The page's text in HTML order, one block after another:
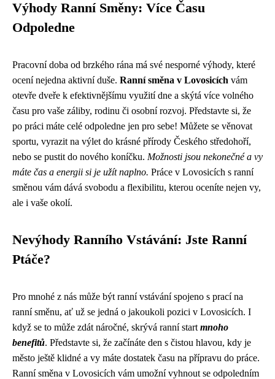
Výhody Ranní Směny: Více Času
Odpoledne
Pracovní doba od brzkého rána má své nesporné výhody, které
ocení nejedna aktivní duše. Ranní směna v Lovosicích vám
otevře dveře k efektivnějšímu využití dne a skýtá více volného
času pro vaše záliby, rodinu či osobní rozvoj. Představte si, že
po práci máte celé odpoledne jen pro sebe! Můžete se věnovat
sportu, vyrazit na výlet do krásné přírody Českého středohoří,
nebo se pustit do nového koníčku. Možnosti jsou nekonečné a vy
máte čas a energii si je užít naplno. Práce v Lovosicích s ranní
směnou vám dává svobodu a flexibilitu, kterou oceníte nejen vy,
ale i vaše okolí.
Nevýhody Ranního Vstávání: Jste Ranní
Ptáče?
Pro mnohé z nás může být ranní vstávání spojeno s prací na
ranní směnu, ať už se jedná o jakoukoli pozici v Lovosicích. I
když se to může zdát náročné, skrývá ranní start mnoho
benefitů. Představte si, že začínáte den s čistou hlavou, kdy je
město ještě klidné a vy máte dostatek času na přípravu do práce.
Ranní směna v Lovosicích vám umožní vyhnout se odpoledním